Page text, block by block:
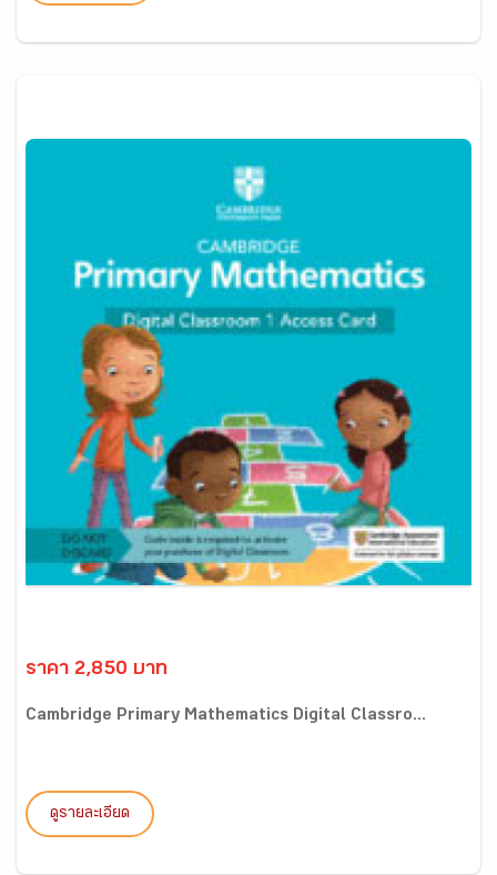
ราคา 2,850 บาท
Cambridge Primary Mathematics Digital Classro...
ดูรายละเอียด